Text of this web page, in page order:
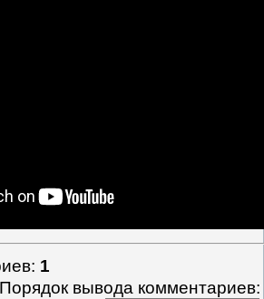
: 1
Порядок вывода комментариев: